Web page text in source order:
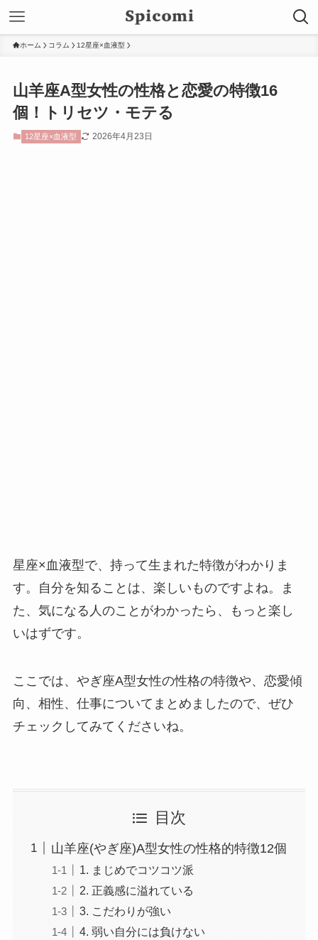
ホーム コラム 12星座×血液型
山羊座A型女性の性格と恋愛の特徴16
個！トリセツ・モテる
12星座×血液型 2026年4月23日
星座×血液型で、持って生まれた特徴がわかりま
す。自分を知ることは、楽しいものですよね。ま
た、気になる人のことがわかったら、もっと楽し
いはずです。
ここでは、やぎ座A型女性の性格の特徴や、恋愛傾
向、相性、仕事についてまとめましたので、ぜひ
チェックしてみてくださいね。
目次
山羊座(やぎ座)A型女性の性格的特徴12個
1. まじめでコツコツ派
2. 正義感に溢れている
3. こだわりが強い
4. 弱い自分には負けない